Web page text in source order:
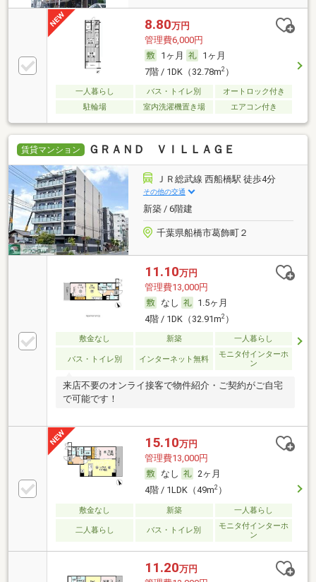
8.80万円
管理費6,000円
1ヶ月
1ヶ月
7階 / 1DK（32.78m2）
一人暮らし バス・トイレ別
オートロック付き
駐輪場
室内洗濯機置き場 エアコン付き
賃貸マンション ＧＲＡＮＤ ＶＩＬＬＡＧＥ
ＪＲ総武線 西船橋駅 徒歩4分
その他の交通
新築 / 6階建
千葉県船橋市葛飾町２
11.10万円
管理費13,000円
なし
1.5ヶ月
4階 / 1DK（32.91m2）
敷金なし 新築 一人暮らし
バス・トイレ別 インターネット無料
モニタ付インターホ
ン
来店不要のオンライ接客で物件紹介・ご契約がご自宅
で可能です！
15.10万円
管理費13,000円
なし
2ヶ月
4階 / 1LDK（49m2）
敷金なし 新築 一人暮らし
二人暮らし バス・トイレ別
モニタ付インターホ
ン
11.20万円